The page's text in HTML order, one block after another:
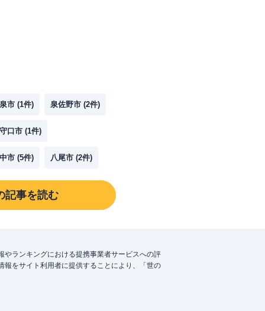
市 (1件) 泉佐野市 (2件)
守口市 (1件)
市 (5件) 八尾市 (2件)
記事を読む
ランキングにおける提携事業者サービスへの評
をサイト利用者に提供することにより、「世の